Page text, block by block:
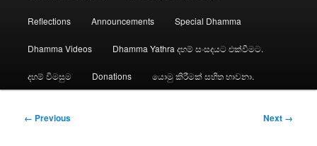
Reflections Announcements Special Dhamma
Dhamma Videos Dhamma Yathra දහම් සංසදයට එක්වීමට.
දහම් විමසුම Donations යොමු කිරීමක් සහිත භාවනා.
Image
← Previous Next →